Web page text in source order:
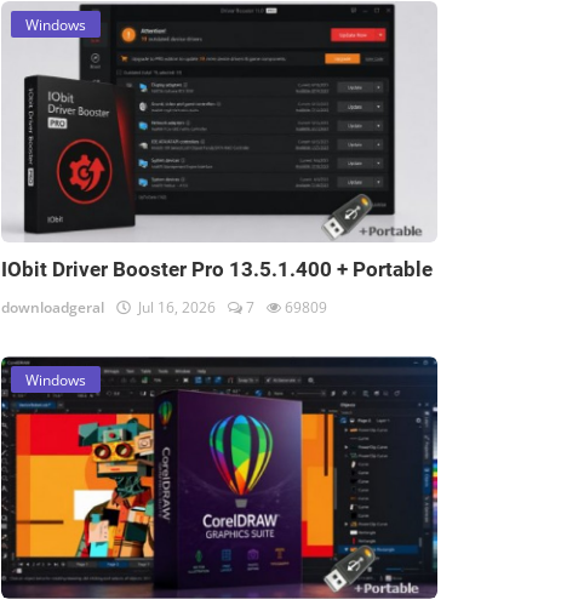
Windows
IObit Driver Booster Pro 13.5.1.400 + Portable
downloadgeral Jul 16, 2026 7 69809
Windows